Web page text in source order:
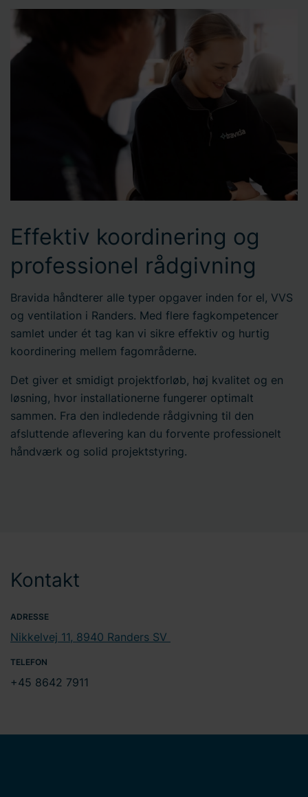
Effektiv koordinering og
professionel rådgivning
Bravida håndterer alle typer opgaver inden for el, VVS
og ventilation i Randers. Med flere fagkompetencer
samlet under ét tag kan vi sikre effektiv og hurtig
koordinering mellem fagområderne.
Det giver et smidigt projektforløb, høj kvalitet og en
løsning, hvor installationerne fungerer optimalt
sammen. Fra den indledende rådgivning til den
afsluttende aflevering kan du forvente professionelt
håndværk og solid projektstyring.
Kontakt
ADRESSE
Nikkelvej 11, 8940 Randers SV
TELEFON
+45 8642 7911